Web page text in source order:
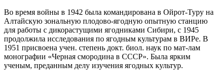
Во время войны в 1942 была командирована в Ойрот-Туру на
Алтайскую зональную плодово-ягодную опытную станцию
для работы с дикорастущими ягодниками Сибири, с 1945
продолжила исследования по ягодным культурам в ВИРе. В
1951 присвоена учен. степень докт. биол. наук по мат-лам
монографии «Черная смородина в СССР». Была ярким
ученым, преданным делу изучения ягодных культур.